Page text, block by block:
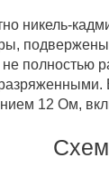
никель-
не полностью
12 Ом,